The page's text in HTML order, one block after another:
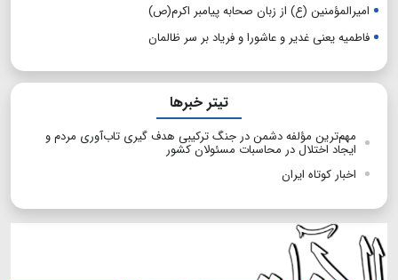
امیرالمؤمنین (ع) از زبان صحابه پیامبر اکرم(ص)
فاطمیه یعنی غدیر و عاشورا و فریاد بر سر ظالمان
تیتر خبرها
مهم‌ترین مؤلفه دشمن در جنگ ترکیبی هدف گیری تاب‌آوری مردم و
ایجاد اختلال در محاسبات مسئولان کشور
اخبار کوتاه ایران